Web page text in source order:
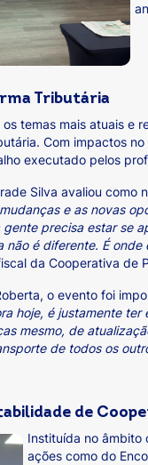
Tributária
temas mais atuais e
Com impactos
executado pelos
Silva avaliou
e as novas
precisa estar se
é diferente. É
da Cooperativa de
o evento foi
hoje, é justamente
mesmo, de
de todos os
de
Instituída no âmbito
ações como do